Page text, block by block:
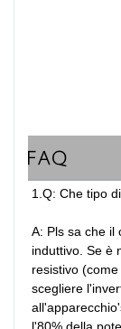
FAQ
1.Q: Che tipo
A: Pls sa che il
induttivo. Se è
resistivo
scegliere